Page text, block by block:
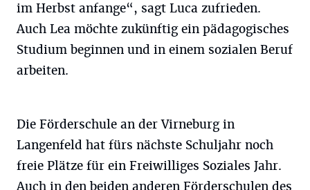
im Herbst anfange“, sagt Luca zufrieden.
Auch Lea möchte zukünftig ein pädagogisches
Studium beginnen und in einem sozialen Beruf
arbeiten.
Die Förderschule an der Virneburg in
Langenfeld hat fürs nächste Schuljahr noch
freie Plätze für ein Freiwilliges Soziales Jahr.
Auch in den beiden anderen Förderschulen des